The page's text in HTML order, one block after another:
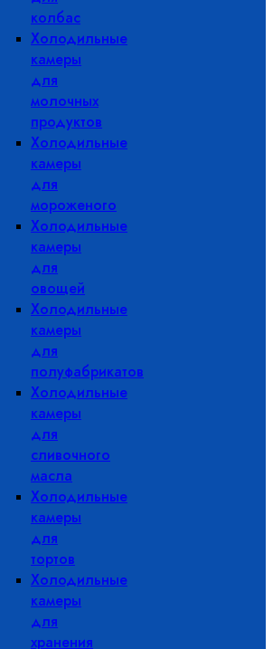
колбас
Холодильные
камеры
для
молочных
продуктов
Холодильные
камеры
для
мороженого
Холодильные
камеры
для
овощей
Холодильные
камеры
для
полуфабрикатов
Холодильные
камеры
для
сливочного
масла
Холодильные
камеры
для
тортов
Холодильные
камеры
для
хранения